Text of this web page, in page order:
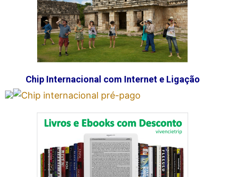
Chip Internacional com Internet e Ligação